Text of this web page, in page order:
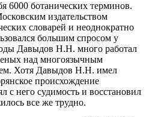
6000 ботанических терминов.
издательством
словарей и неоднократно
большим спросом у
Давыдов Н.Н. много работал
над многоязычным
Хотя Давыдов Н.Н. имел
происхождение
него судимость и восстановил
все же трудно.